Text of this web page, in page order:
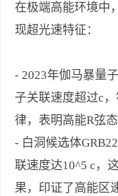
在极端高能环境中
现超光速特征：
- 2023年伽马暴量
子关联速度超过c，
律，表明高能R弦
- 白洞候选体
联速度达10^5 c，
果，印证了高能区